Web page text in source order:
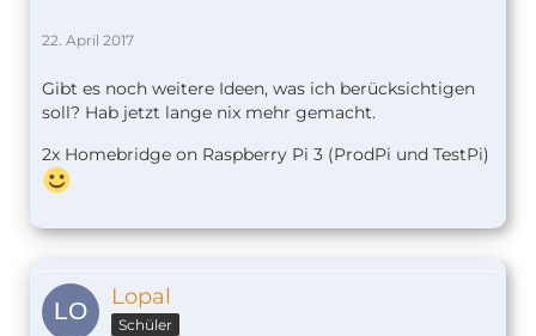
22. April 2017
Gibt es noch weitere Ideen, was ich berücksichtigen
soll? Hab jetzt lange nix mehr gemacht.
2x Homebridge on Raspberry Pi 3 (ProdPi und TestPi)
Lopal
Schüler